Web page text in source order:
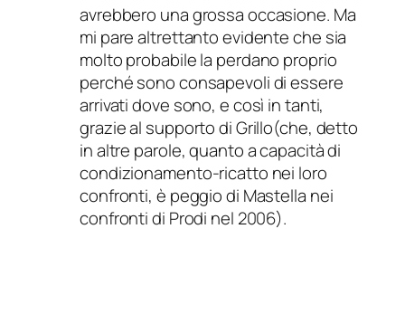
avrebbero una grossa occasione. Ma
mi pare altrettanto evidente che sia
molto probabile la perdano proprio
perché sono consapevoli di essere
arrivati dove sono, e così in tanti,
grazie al supporto di Grillo(che, detto
in altre parole, quanto a capacità di
condizionamento-ricatto nei loro
confronti, è peggio di Mastella nei
confronti di Prodi nel 2006).